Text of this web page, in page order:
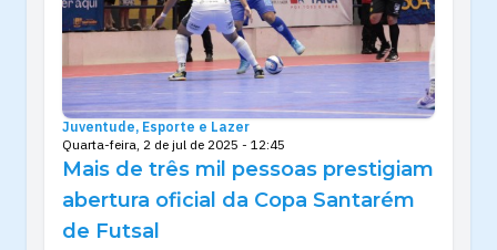
Juventude, Esporte e Lazer
Quarta-feira, 2 de jul de 2025 - 12:45
Mais de três mil pessoas prestigiam
abertura oficial da Copa Santarém
de Futsal